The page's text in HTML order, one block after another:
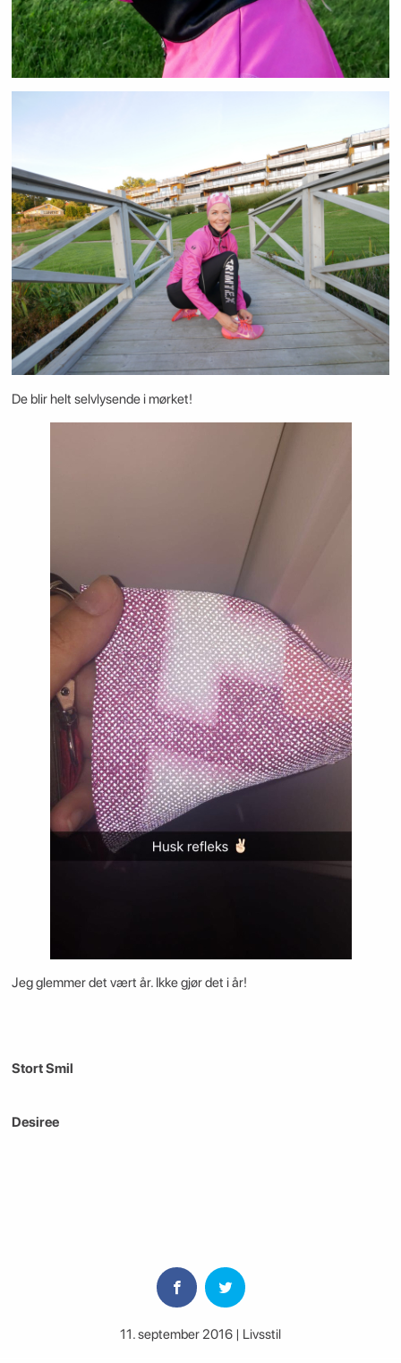
De blir helt selvlysende i mørket!
Jeg glemmer det vært år. Ikke gjør det i år!
Stort Smil
Desiree
11. september 2016 | Livsstil